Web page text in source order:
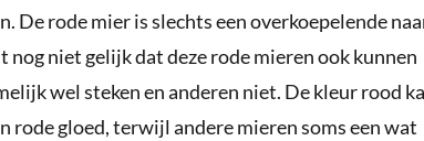
De rode mier is slechts een overkoepelende
niet gelijk dat deze rode mieren ook kunnen
wel steken en anderen niet. De kleur rood
rode gloed, terwijl andere mieren soms een wat